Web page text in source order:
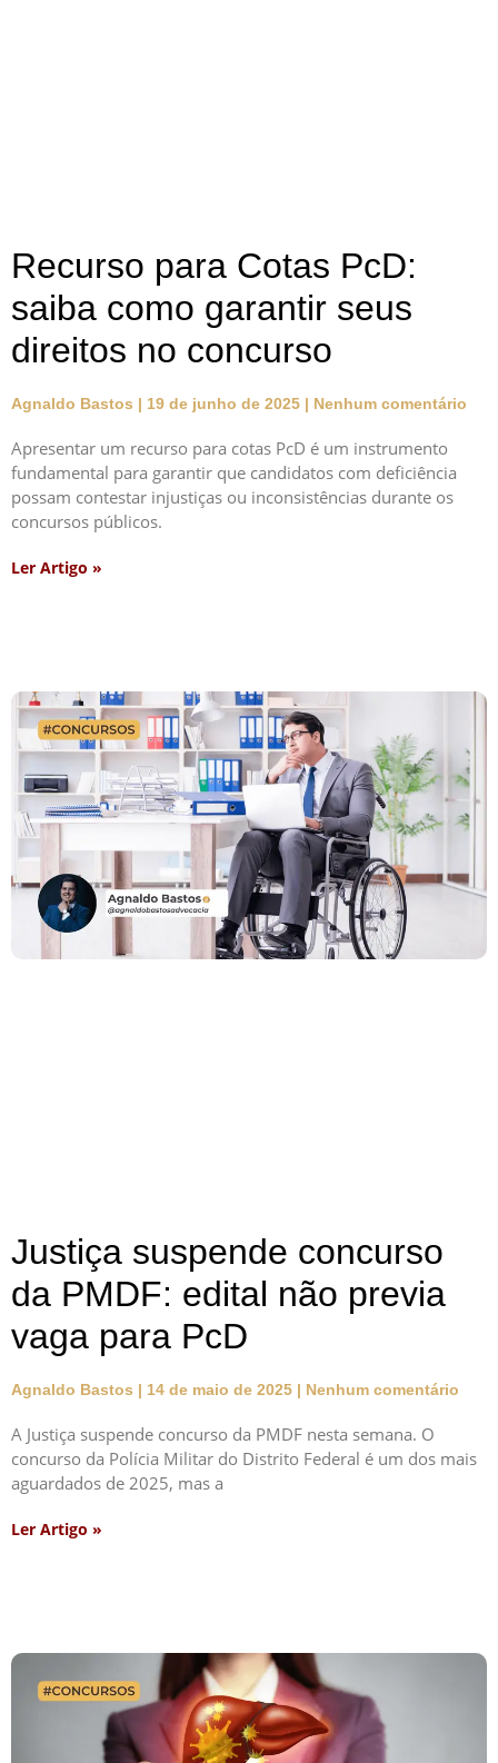
Recurso para Cotas PcD:
saiba como garantir seus
direitos no concurso
Agnaldo Bastos 19 de junho de 2025 Nenhum comentário
Apresentar um recurso para cotas PcD é um instrumento
fundamental para garantir que candidatos com deficiência
possam contestar injustiças ou inconsistências durante os
concursos públicos.
Ler Artigo »
Justiça suspende concurso
da PMDF: edital não previa
vaga para PcD
Agnaldo Bastos 14 de maio de 2025 Nenhum comentário
A Justiça suspende concurso da PMDF nesta semana. O
concurso da Polícia Militar do Distrito Federal é um dos mais
aguardados de 2025, mas a
Ler Artigo »